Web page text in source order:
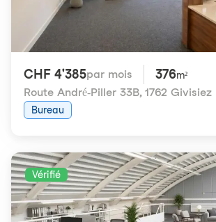
CHF 4'385par mois 376m²
Route André-Piller 33B, 1762 Givisiez
Bureau
Vérifié